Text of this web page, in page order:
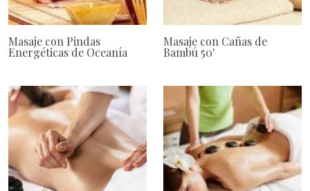
Masaje con Pindas
Energéticas de Oceanía
Masaje con Cañas de
Bambú 50'